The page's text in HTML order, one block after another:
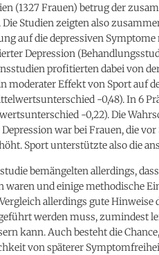
(1327 Frauen) betrug der
Studien zeigten also
auf die depressiven Symptome
Depression
profitierten dabei von
moderater Effekt von Sport auf
-0,48). In 6
-0,22). Die
war bei Frauen, die
Sport unterstützte also die
bemängelten allerdings,
waren und einige methodische
allerdings gute Hinweise
werden muss, zumindest
kann. Auch besteht die
von späterer